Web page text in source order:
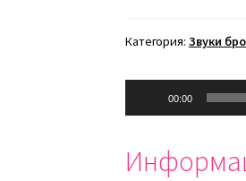
Категория:Звуки
00:00